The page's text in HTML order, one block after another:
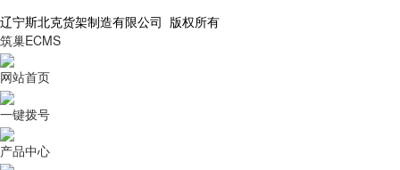
辽宁斯北克货架制造有限公司 版权所有
筑巢ECMS
网站首页
一键拨号
产品中心